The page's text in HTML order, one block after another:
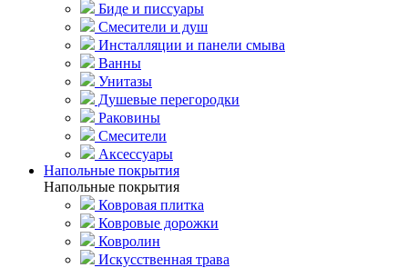
Биде и писсуары
Смесители и душ
Инсталляции и панели смыва
Ванны
Унитазы
Душевые перегородки
Раковины
Смесители
Аксессуары
Напольные покрытия
Напольные покрытия
Ковровая плитка
Ковровые дорожки
Ковролин
Искусственная трава